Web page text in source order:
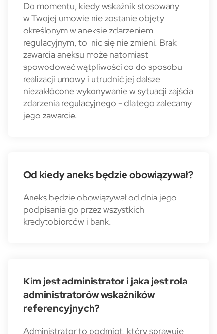
Do momentu, kiedy wskaźnik stosowany
w Twojej umowie nie zostanie objęty
określonym w aneksie zdarzeniem
regulacyjnym, to nic się nie zmieni. Brak
zawarcia aneksu może natomiast
spowodować wątpliwości co do sposobu
realizacji umowy i utrudnić jej dalsze
niezakłócone wykonywanie w sytuacji zajścia
zdarzenia regulacyjnego - dlatego zalecamy
jego zawarcie.
Od kiedy aneks będzie obowiązywał?
Aneks będzie obowiązywał od dnia jego
podpisania go przez wszystkich
kredytobiorców i bank.
Kim jest administrator i jaka jest rola
administratorów wskaźników
referencyjnych?
Administrator to podmiot, który sprawuje